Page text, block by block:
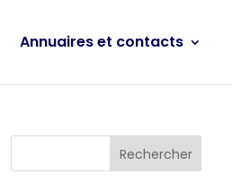
Annuaires et contacts